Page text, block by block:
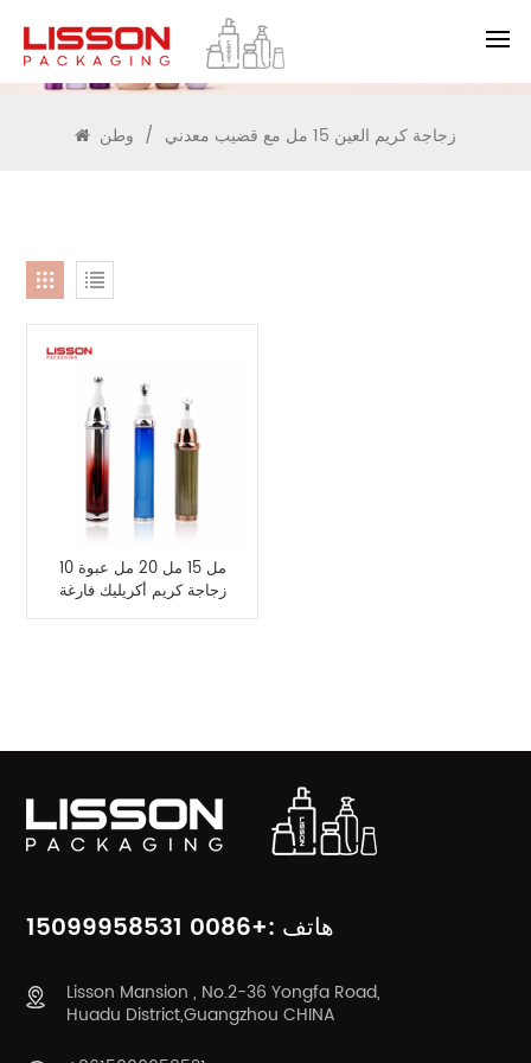
يبحث
/ زجاجة كريم العين 15 مل مع قضيب معدني
10 مل 15 مل 20 مل عبوة
زجاجة كريم أكريليك فارغة
مع قضيب معدني
هاتف :+0086 15099958531
Lisson Mansion , No.2-36 Yongfa Road,
Huadu District,Guangzhou CHINA